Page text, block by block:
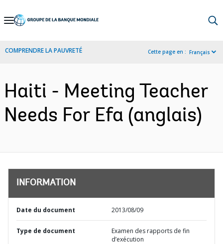
Skip
Navigation
COMPRENDRE LA PAUVRETÉ Cette page en : Français
Haiti - Meeting Teacher
Needs For Efa (anglais)
INFORMATION
Date du document 2013/08/09
Type de document
Examen des rapports de fin
d’exécution